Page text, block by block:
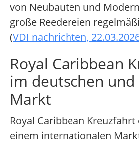
von Neubauten und
große Reedereien
(VDI nachrichten,
Royal Caribbean
im deutschen
Markt
Royal Caribbean
einem internationalen